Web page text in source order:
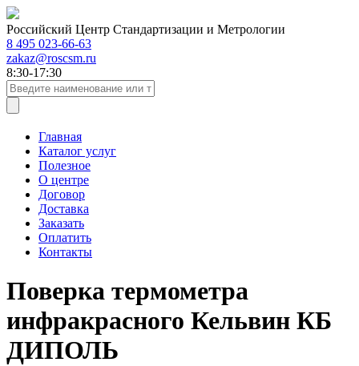
Российский Центр Стандартизации и Метрологии
8 495 023-66-63
zakaz@roscsm.ru
8:30-17:30
Главная
Каталог услуг
Полезное
О центре
Договор
Доставка
Заказать
Оплатить
Контакты
Поверка термометра
инфракрасного Кельвин КБ
ДИПОЛЬ